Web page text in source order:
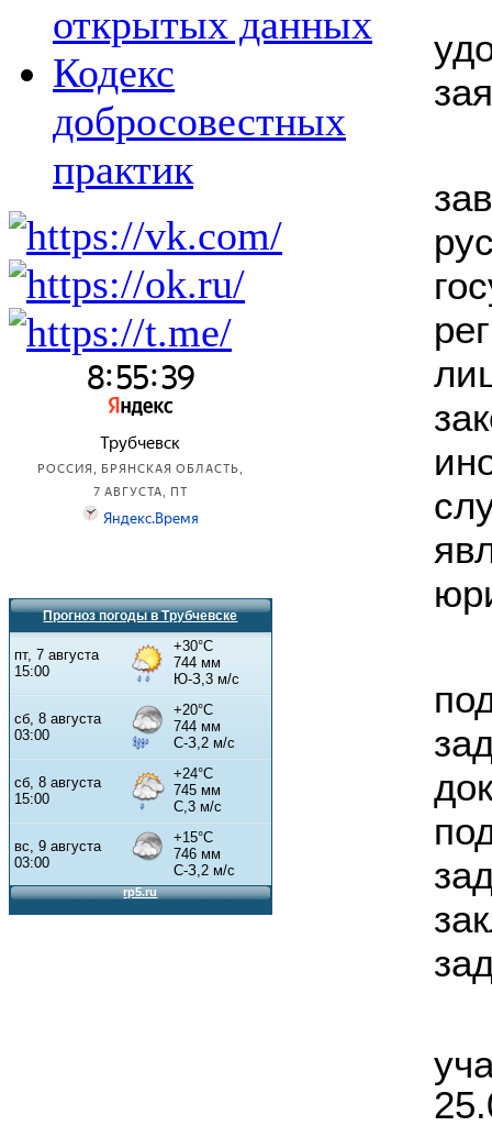
открытых данных
Кодекс
добросовестных
практик
Прогноз погоды в Трубчевске